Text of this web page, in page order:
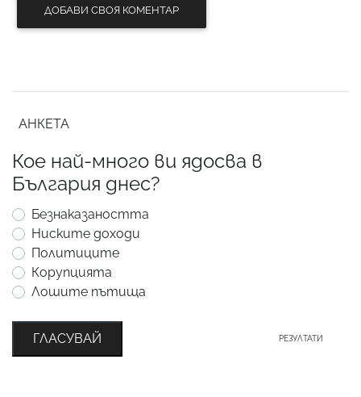
ДОБАВИ СВОЯ КОМЕНТАР
АНКЕТА
Кое най-много ви ядосва в
България днес?
Безнаказаността
Ниските доходи
Политиците
Корупцията
Лошите пътища
ГЛАСУВАЙ РЕЗУЛТАТИ